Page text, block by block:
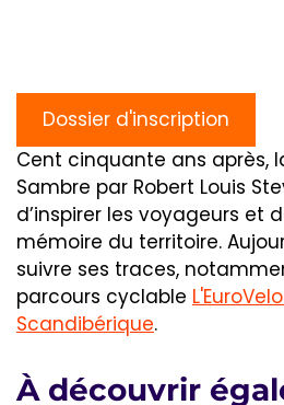
Dossier d'inscription
Cent cinquante ans après,
Sambre par Robert Louis
d’inspirer les voyageurs et
mémoire du territoire.
suivre ses traces,
parcours cyclable
Scandibérique.
À découvrir